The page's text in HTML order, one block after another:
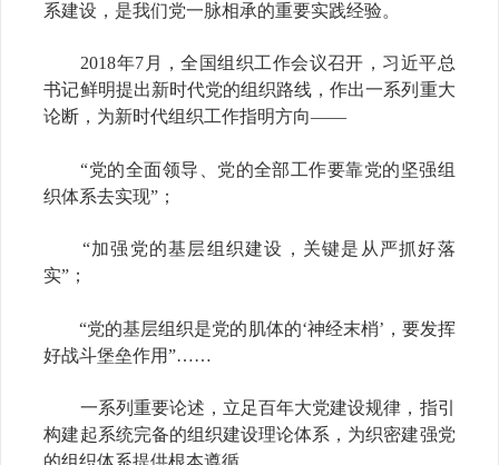
系建设，是我们党一脉相承的重要实践经验。
2018年7月，全国组织工作会议召开，习近平总
书记鲜明提出新时代党的组织路线，作出一系列重大
论断，为新时代组织工作指明方向——
“党的全面领导、党的全部工作要靠党的坚强组
织体系去实现”；
“加强党的基层组织建设，关键是从严抓好落
实”；
“党的基层组织是党的肌体的‘神经末梢’，要发挥
好战斗堡垒作用”……
一系列重要论述，立足百年大党建设规律，指引
构建起系统完备的组织建设理论体系，为织密建强党